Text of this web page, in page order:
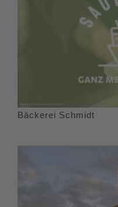
Bäckerei Schmidt